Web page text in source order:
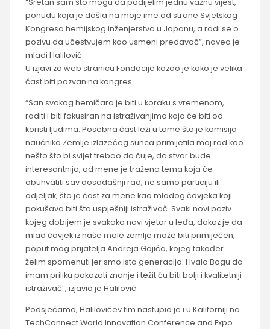
“Sretan sam što mogu da podijelim jednu važnu vijest,
ponudu koja je došla na moje ime od strane Svjetskog
Kongresa hemijskog inženjerstva u Japanu, a radi se o
pozivu da učestvujem kao usmeni predavač”, naveo je
mladi Halilović.
U izjavi za web stranicu Fondacije kazao je kako je velika
čast biti pozvan na kongres.
“San svakog hemičara je biti u koraku s vremenom,
raditi i biti fokusiran na istraživanjima koja će biti od
koristi ljudima. Posebna čast leži u tome što je komisija
naučnika Zemlje izlazećeg sunca primijetila moj rad kao
nešto što bi svijet trebao da čuje, da stvar bude
interesantnija, od mene je tražena tema koja će
obuhvatiti sav dosadašnji rad, ne samo particiju ili
odjeljak, što je čast za mene kao mladog čovjeka koji
pokušava biti što uspješniji istraživač. Svaki novi poziv
kojeg dobijem je svakako novi vjetar u leđa, dokaz je da
mlad čovjek iz naše male zemlje može biti primijećen,
poput mog prijatelja Andreja Gajića, kojeg također
želim spomenuti jer smo ista generacija. Hvala Bogu da
imam priliku pokazati znanje i težit ću biti bolji i kvalitetniji
istraživač“, izjavio je Halilović.
Podsjećamo, Halilovićev tim nastupio je i u Kaliforniji na
TechConnect World Innovation Conference and Expo